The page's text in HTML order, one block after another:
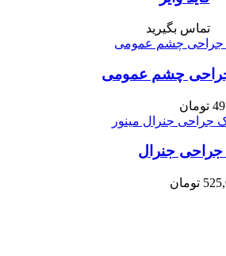
تماس بگیرید
چشم عمومی
جنرال
تومان